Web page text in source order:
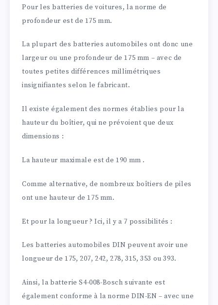
Pour les batteries de voitures, la norme de
profondeur est de 175 mm.
La plupart des batteries automobiles ont donc une
largeur ou une profondeur de 175 mm – avec de
toutes petites différences millimétriques
insignifiantes selon le fabricant.
Il existe également des normes établies pour la
hauteur du boîtier, qui ne prévoient que deux
dimensions :
La hauteur maximale est de 190 mm .
Comme alternative, de nombreux boîtiers de piles
ont une hauteur de 175 mm.
Et pour la longueur ? Ici, il y a 7 possibilités :
Les batteries automobiles DIN peuvent avoir une
longueur de 175, 207, 242, 278, 315, 353 ou 393.
Ainsi, la batterie S4-008-Bosch suivante est
également conforme à la norme DIN-EN – avec une